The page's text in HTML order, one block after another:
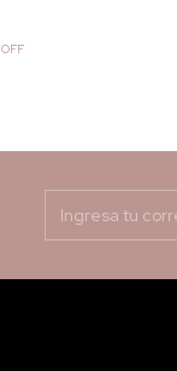
OFF